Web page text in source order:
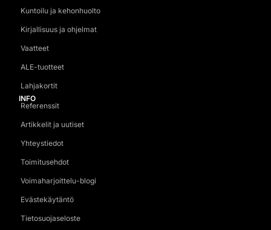
Kuntoilu ja kehonhuolto
Kirjallisuus ja ohjelmat
Vaatteet
ALE-tuotteet
Lahjakortit
INFO
Referenssit
Artikkelit ja uutiset
Yhteystiedot
Toimitusehdot
Voimaharjoittelu-blogi
Evästekäytäntö
Tietosuojaseloste